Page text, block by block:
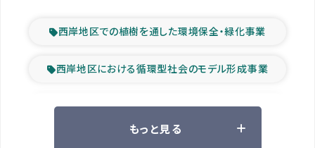
西岸地区での植樹を通した環境保全・緑化事業
西岸地区における循環型社会のモデル形成事業
ツアー参加者の声
もっと見る